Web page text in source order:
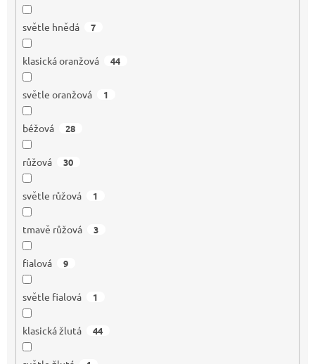
světle hnědá 7
klasická oranžová 44
světle oranžová 1
béžová 28
růžová 30
světle růžová 1
tmavě růžová 3
fialová 9
světle fialová 1
klasická žlutá 44